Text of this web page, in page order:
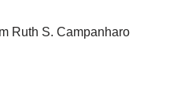
Ruth S. Campanharo